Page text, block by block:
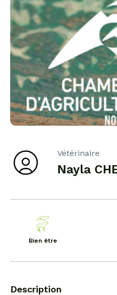
Vétérinaire
Nayla
Bien être
Description